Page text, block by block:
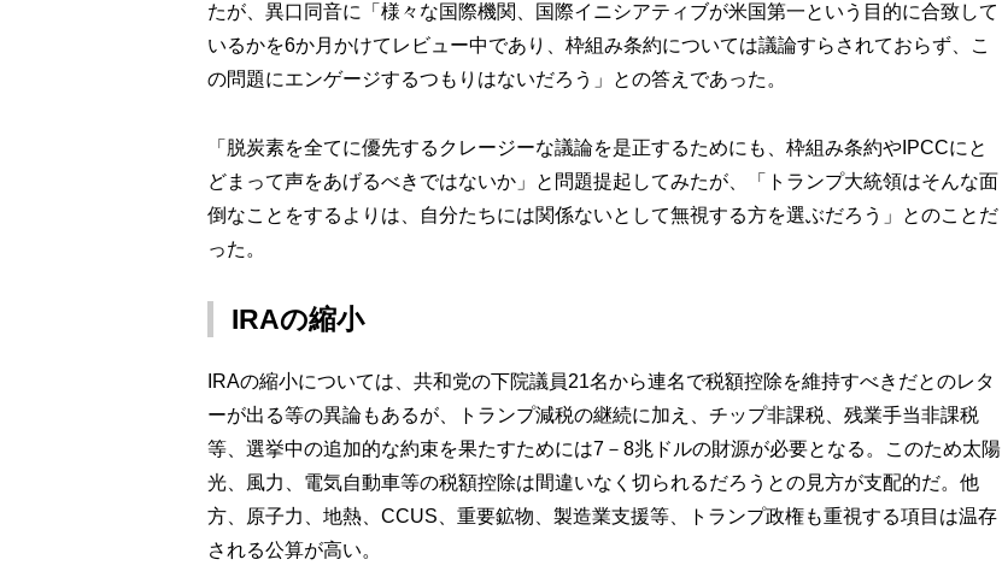
たが、異口同音に「様々な国際機関、国際イニシアティブが米国第一という目的に合致して
いるかを6か月かけてレビュー中であり、枠組み条約については議論すらされておらず、こ
の問題にエンゲージするつもりはないだろう」との答えであった。
「脱炭素を全てに優先するクレージーな議論を是正するためにも、枠組み条約やIPCCにと
どまって声をあげるべきではないか」と問題提起してみたが、「トランプ大統領はそんな面
倒なことをするよりは、自分たちには関係ないとして無視する方を選ぶだろう」とのことだ
った。
IRAの縮小
IRAの縮小については、共和党の下院議員21名から連名で税額控除を維持すべきだとのレタ
ーが出る等の異論もあるが、トランプ減税の継続に加え、チップ非課税、残業手当非課税
等、選挙中の追加的な約束を果たすためには7－8兆ドルの財源が必要となる。このため太陽
光、風力、電気自動車等の税額控除は間違いなく切られるだろうとの見方が支配的だ。他
方、原子力、地熱、CCUS、重要鉱物、製造業支援等、トランプ政権も重視する項目は温存
される公算が高い。